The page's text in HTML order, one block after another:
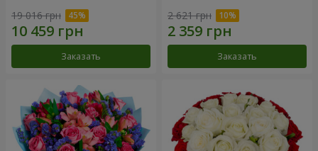
19 016 грн
Заказать
2 621 грн
Заказать